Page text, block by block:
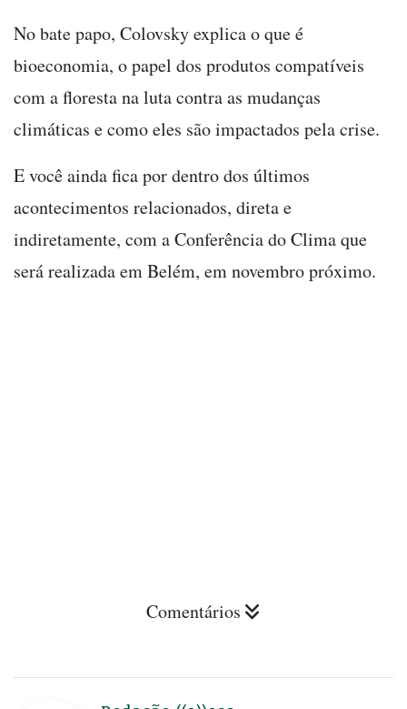
No bate papo, Colovsky explica o que é
bioeconomia, o papel dos produtos compatíveis
com a floresta na luta contra as mudanças
climáticas e como eles são impactados pela crise.
E você ainda fica por dentro dos últimos
acontecimentos relacionados, direta e
indiretamente, com a Conferência do Clima que
será realizada em Belém, em novembro próximo.
Comentários